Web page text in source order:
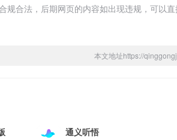
合法，后期网页的内容如出现违规，可以
本文地址https://
通义听悟